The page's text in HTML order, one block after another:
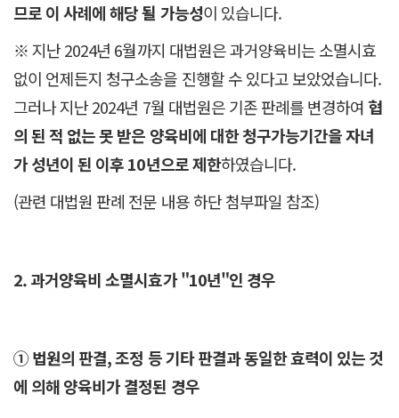
므로 이 사례에 해당 될 가능성이 있습니다.
※ 지난 2024년 6월까지 대법원은 과거양육비는 소멸시효
없이 언제든지 청구소송을 진행할 수 있다고 보았었습니다.
그러나 지난 2024년 7월 대법원은 기존 판례를 변경하여협
의 된 적 없는 못 받은 양육비에 대한 청구가능기간을 자녀
가 성년이 된 이후 10년으로 제한하였습니다.
(관련 대법원 판례 전문 내용 하단 첨부파일 참조)
2. 과거양육비 소멸시효가 "10년"인 경우
① 법원의 판결, 조정 등 기타 판결과 동일한 효력이 있는 것
에 의해 양육비가 결정된 경우